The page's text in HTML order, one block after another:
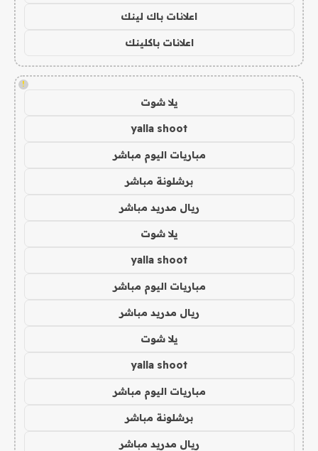
اعلانات باك لينك
اعلانات باكلينك
!
يلا شوت
yalla shoot
مباريات اليوم مباشر
برشلونة مباشر
ريال مدريد مباشر
يلا شوت
yalla shoot
مباريات اليوم مباشر
ريال مدريد مباشر
يلا شوت
yalla shoot
مباريات اليوم مباشر
برشلونة مباشر
ريال مدريد مباشر